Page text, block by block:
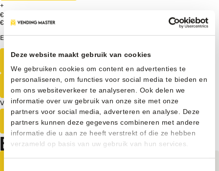
Deze website maakt gebruik van cookies
We gebruiken cookies om content en advertenties te
personaliseren, om functies voor social media te bieden en
om ons websiteverkeer te analyseren. Ook delen we
informatie over uw gebruik van onze site met onze
partners voor social media, adverteren en analyse. Deze
partners kunnen deze gegevens combineren met andere
informatie die u aan ze heeft verstrekt of die ze hebben
verzameld op basis van uw gebruik van hun services.
+
€ 450
€ 6750Excl. BTW
Elders goedkoper?
G-
Design
Ontvang een vrijblijvende offerte
Vrijblijvend advies van onze experts?
Neem contact op
BEKIJK OOK ONZE ANDERE PRODUCTEN